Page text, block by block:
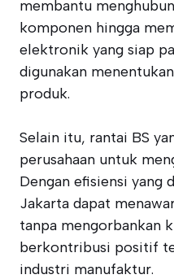
membantu
komponen hingga
elektronik yang siap
digunakan
produk.
Selain itu, rantai BS
perusahaan untuk
Dengan efisiensi yang
Jakarta dapat
tanpa mengorbankan
berkontribusi positif
industri manufaktur.